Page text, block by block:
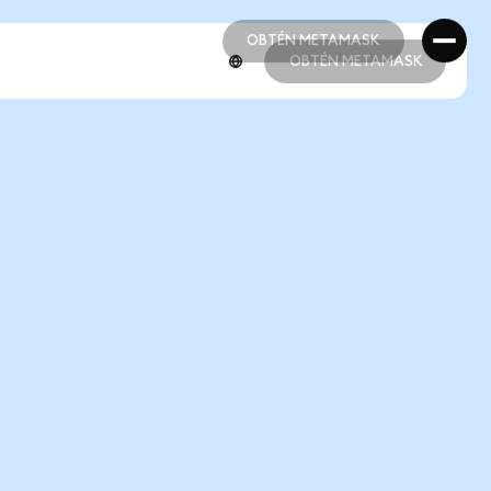
OBTÉN METAMASK
OBTÉN METAMASK
OBTÉN METAMASK